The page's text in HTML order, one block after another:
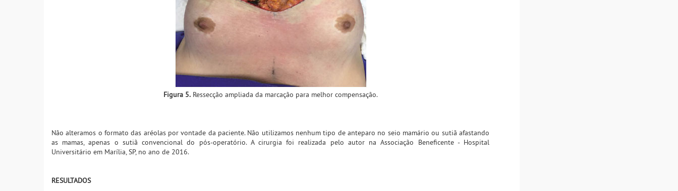
Figura 5.Ressecção ampliada da marcação para melhor compensação.
Não alteramos o formato das aréolas por vontade da paciente. Não utilizamos nenhum tipo de anteparo no seio mamário ou sutiã afastando
as mamas, apenas o sutiã convencional do pós-operatório. A cirurgia foi realizada pelo autor na Associação Beneficente - Hospital
Universitário em Marília, SP, no ano de 2016.
RESULTADOS